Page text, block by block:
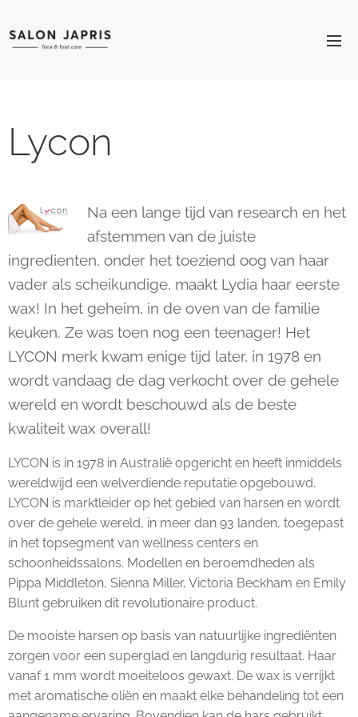
Lycon
Na een lange tijd van research en het
afstemmen van de juiste
ingredienten, onder het toeziend oog van haar
vader als scheikundige, maakt Lydia haar eerste
wax! In het geheim, in de oven van de familie
keuken. Ze was toen nog een teenager! Het
LYCON merk kwam enige tijd later, in 1978 en
wordt vandaag de dag verkocht over de gehele
wereld en wordt beschouwd als de beste
kwaliteit wax overall!
LYCON is in 1978 in Australië opgericht en heeft inmiddels
wereldwijd een welverdiende reputatie opgebouwd.
LYCON is marktleider op het gebied van harsen en wordt
over de gehele wereld, in meer dan 93 landen, toegepast
in het topsegment van wellness centers en
schoonheidssalons. Modellen en beroemdheden als
Pippa Middleton, Sienna Miller, Victoria Beckham en Emily
Blunt gebruiken dit revolutionaire product.
De mooiste harsen op basis van natuurlijke ingrediënten
zorgen voor een superglad en langdurig resultaat. Haar
vanaf 1 mm wordt moeiteloos gewaxt. De wax is verrijkt
met aromatische oliën en maakt elke behandeling tot een